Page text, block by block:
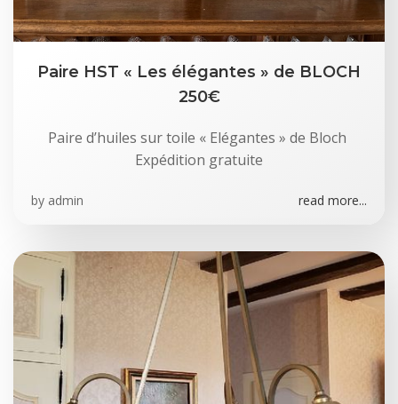
Paire HST « Les élégantes » de BLOCH
250€
Paire d’huiles sur toile « Elégantes » de Bloch
Expédition gratuite
by admin read more...